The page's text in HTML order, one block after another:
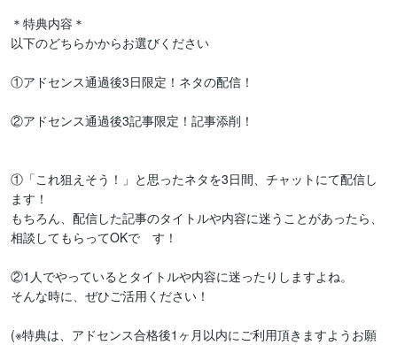
＊特典内容＊
以下のどちらかからお選びください
①アドセンス通過後3日限定！ネタの配信！
②アドセンス通過後3記事限定！記事添削！
①「これ狙えそう！」と思ったネタを3日間、チャットにて配信し
ます！
もちろん、配信した記事のタイトルや内容に迷うことがあったら、
相談してもらってOKで　す！
②1人でやっているとタイトルや内容に迷ったりしますよね。
そんな時に、ぜひご活用ください！
(※特典は、アドセンス合格後1ヶ月以内にご利用頂きますようお願